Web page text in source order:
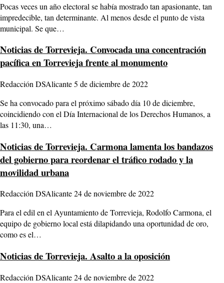
Pocas veces un año electoral se había mostrado tan apasionante, tan
impredecible, tan determinante. Al menos desde el punto de vista
municipal. Se que…
Noticias de Torrevieja. Convocada una concentración
pacífica en Torrevieja frente al monumento
Redacción DSAlicante5 de diciembre de 2022
Se ha convocado para el próximo sábado día 10 de diciembre,
coincidiendo con el Día Internacional de los Derechos Humanos, a
las 11:30, una…
Noticias de Torrevieja. Carmona lamenta los bandazos
del gobierno para reordenar el tráfico rodado y la
movilidad urbana
Redacción DSAlicante24 de noviembre de 2022
Para el edil en el Ayuntamiento de Torrevieja, Rodolfo Carmona, el
equipo de gobierno local está dilapidando una oportunidad de oro,
como es el…
Noticias de Torrevieja. Asalto a la oposición
Redacción DSAlicante24 de noviembre de 2022